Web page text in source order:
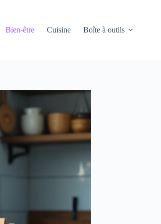
Bien-être Cuisine Boîte à outils